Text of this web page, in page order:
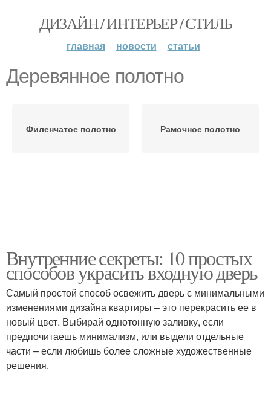
ДИЗАЙН / ИНТЕРЬЕР / СТИЛЬ
главная новости статьи
Деревянное полотно
Филенчатое полотно Рамочное полотно
Внутренние секреты: 10 простых
способов украсить входную дверь
Самый простой способ освежить дверь с минимальными
изменениями дизайна квартиры – это перекрасить ее в
новый цвет. Выбирай однотонную заливку, если
предпочитаешь минимализм, или выдели отдельные
части – если любишь более сложные художественные
решения.